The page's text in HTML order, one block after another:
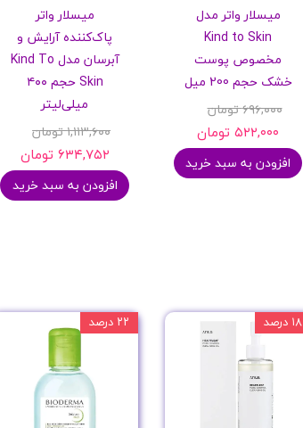
میسلار واتر مدل
Kind to Skin
مخصوص پوست
خشک حجم 200 میل
۶۹۶,۰۰۰ تومان
۵۲۲,۰۰۰ تومان
افزودن به سبد خرید
میسلار واتر
پاک‌کننده آرایش و
آبرسان مدل Kind To
Skin حجم ۴۰۰
میلی‌لیتر
۱,۱۱۳,۶۰۰ تومان
۶۳۴,۷۵۲ تومان
افزودن به سبد خرید
۱۸ درصد ۲۲ درصد